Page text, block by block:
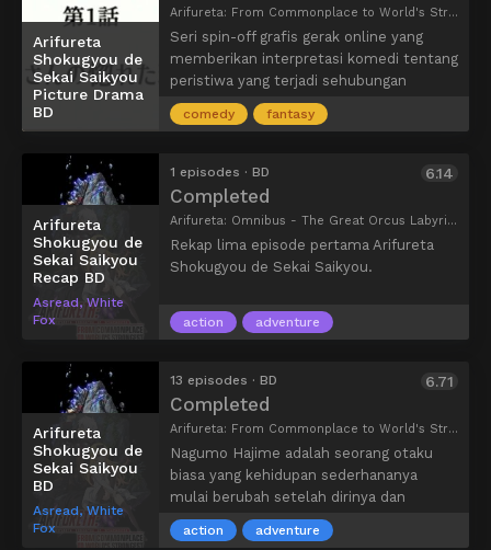
Arifureta
Shokugyou de
Sekai Saikyou
Picture Drama
BD
Arifureta: From Commonplace to World's Strongest Picture Drama, ありふれた職業で世界最強 ピクチャードラマ
Seri spin-off grafis gerak online yang
memberikan interpretasi komedi tentang
peristiwa yang terjadi sehubungan
dengan Anime. Episode ini awalnya
diposting di halaman Twitter resmi serial
dengan debut setiap episode anime, dan
kemudian dimasukkan dalam set Blu-ray
BOX. Pengisi suara untuk Drama Gambar
comedy fantasy
Arifureta
Shokugyou de
Sekai Saikyou
Recap BD
Asread, White
Fox
1 episodes · BD
Completed
Arifureta: Omnibus - The Great Orcus Labyrinth, ありふれた職業で世界最強 総集編 オルクス大迷宮, Arifureta: From Commonplace to World's Strongest Recap
6.14
Rekap lima episode pertama Arifureta
Shokugyou de Sekai Saikyou.
action adventure
Arifureta
Shokugyou de
Sekai Saikyou
BD
Asread, White
Fox
13 episodes · BD
Completed
Arifureta: From Commonplace to World's Strongest, ありふれた職業で世界最強, From Common Job Class to the Strongest in the World
6.71
Nagumo Hajime adalah seorang otaku
biasa yang kehidupan sederhananya
mulai berubah setelah dirinya dan
teman-teman kelasnya tiba-tiba
terseret ke dunia fantasi. Mereka
action adventure